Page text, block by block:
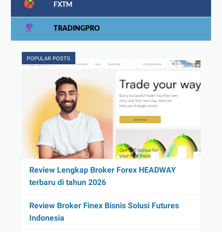
FXTM
TRADINGPRO
POPULAR POSTS
Review Lengkap Broker Forex HEADWAY
terbaru di tahun 2026
Review Broker Finex Bisnis Solusi Futures
Indonesia